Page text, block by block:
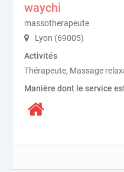
waychi
massotherapeute
Lyon (69005)
Activités
Thérapeute, Massage
Manière dont le service